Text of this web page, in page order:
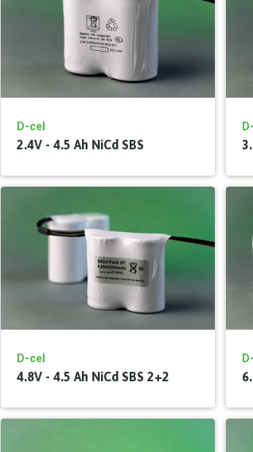
D-cel
2.4V - 4.5 Ah NiCd SBS
D-cel
4.8V - 4.5 Ah NiCd SBS 2+2